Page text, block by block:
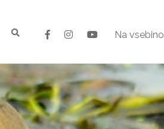
Na vsebino